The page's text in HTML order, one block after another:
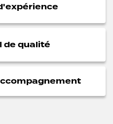
de qualité